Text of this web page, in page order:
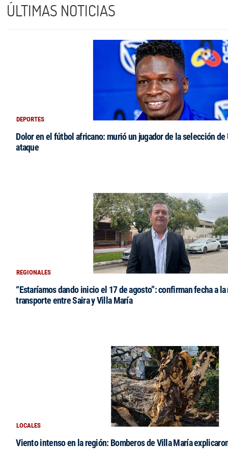
ÚLTIMAS NOTICIAS
DEPORTES
Dolor en el fútbol africano: murió un jugador de la selección
ataque
REGIONALES
“Estaríamos dando inicio el 17 de agosto”: confirman fecha a
transporte entre Saira y Villa María
LOCALES
Viento intenso en la región: Bomberos de Villa María